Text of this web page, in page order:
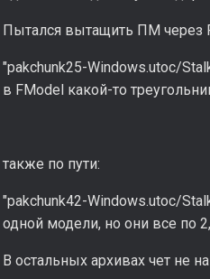
Пытался вытащить ПМ через
"pakchunk25-Windows.utoc/
в FModel какой-то
также по пути:
"pakchunk42-Windows.utoc/
одной модели, но они все по
В остальных архивах чет не